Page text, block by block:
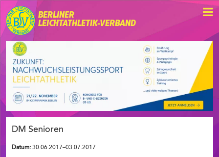
BERLINER
LEICHTATHLETIK-VERBAND
DM Senioren
Datum: 30.06.2017–03.07.2017